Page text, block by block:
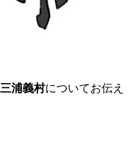
三浦義村についてお伝え